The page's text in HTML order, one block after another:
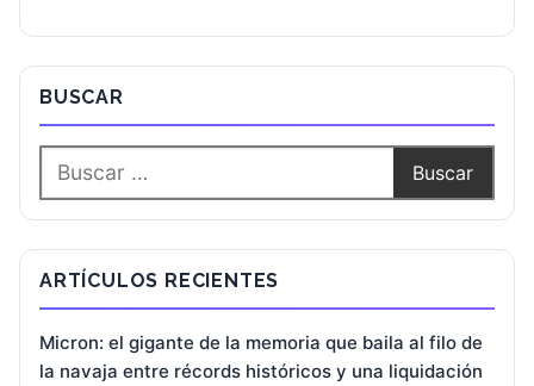
BUSCAR
ARTÍCULOS RECIENTES
Micron: el gigante de la memoria que baila al filo de
la navaja entre récords históricos y una liquidación